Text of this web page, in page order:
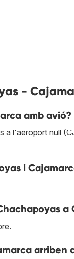
-
amb avió?
l'aeroport null
i
a
arriben